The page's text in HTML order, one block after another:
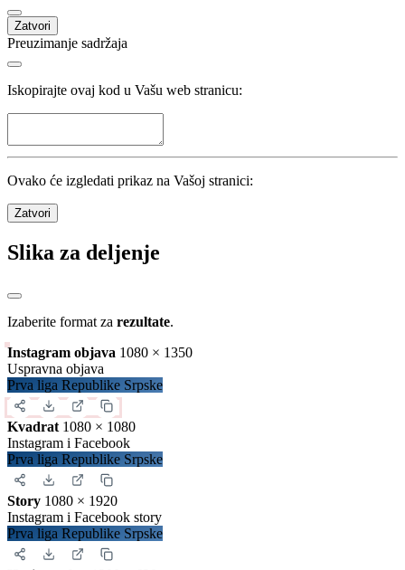
Zatvori
Preuzimanje sadržaja
Iskopirajte ovaj kod u Vašu web stranicu:
Ovako će izgledati prikaz na Vašoj stranici:
Zatvori
Slika za deljenje
Izaberite format za rezultate.
Instagram objava 1080 × 1350
Uspravna objava
Prva liga Republike Srpske
Kvadrat 1080 × 1080
Instagram i Facebook
Prva liga Republike Srpske
Story 1080 × 1920
Instagram i Facebook story
Prva liga Republike Srpske